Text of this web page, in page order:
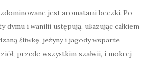
jest aromatami beczki. Po
dymu i wanilii ustępują, ukazując całkiem
śliwkę, jeżyny i jagody wsparte
przede wszystkim szałwii, i mokrej